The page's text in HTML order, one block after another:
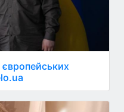
європейських